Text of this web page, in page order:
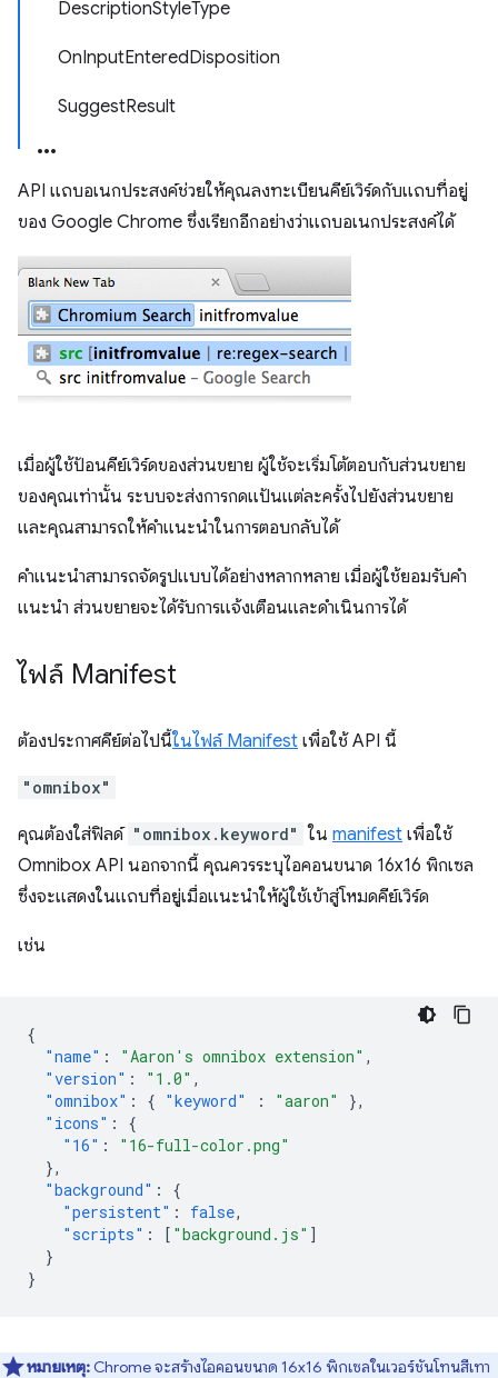
DescriptionStyleType
OnInputEnteredDisposition
SuggestResult
API แถบอเนกประสงค์ช่วยให้คุณลงทะเบียนคีย์เวิร์ดกับแถบที่อยู่
ของ Google Chrome ซึ่งเรียกอีกอย่างว่าแถบอเนกประสงค์ได้
เมื่อผู้ใช้ป้อนคีย์เวิร์ดของส่วนขยาย ผู้ใช้จะเริ่มโต้ตอบกับส่วนขยาย
ของคุณเท่านั้น ระบบจะส่งการกดแป้นแต่ละครั้งไปยังส่วนขยาย
และคุณสามารถให้คำแนะนำในการตอบกลับได้
คำแนะนำสามารถจัดรูปแบบได้อย่างหลากหลาย เมื่อผู้ใช้ยอมรับคำ
แนะนำ ส่วนขยายจะได้รับการแจ้งเตือนและดำเนินการได้
ไฟล์ Manifest
ต้องประกาศคีย์ต่อไปนี้ในไฟล์ Manifest เพื่อใช้ API นี้
"omnibox"
คุณต้องใส่ฟิลด์ "omnibox.keyword" ใน manifest เพื่อใช้
Omnibox API นอกจากนี้ คุณควรระบุไอคอนขนาด 16x16 พิกเซล
ซึ่งจะแสดงในแถบที่อยู่เมื่อแนะนำให้ผู้ใช้เข้าสู่โหมดคีย์เวิร์ด
เช่น
{
"name" : "Aaron's omnibox extension" ,
"version" : "1.0" ,
"omnibox" : { "keyword" : "aaron"
},
"icons" :
{
"16" :
"16-full-color.png"
},
"background" :
{
"persistent" : false,
"scripts" : [ "background.js" ]
}
}
หมายเหตุ: Chrome จะสร้างไอคอนขนาด 16x16 พิกเซลในเวอร์ชันโทนสีเทา